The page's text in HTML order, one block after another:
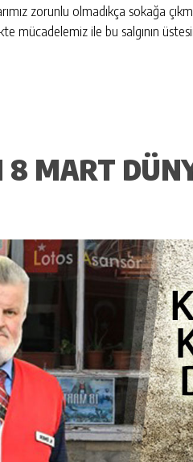
zorunlu olmadıkça sokağa
mücadelemiz ile bu salgının
8 MART